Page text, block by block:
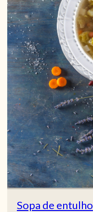
Sopa de entulho